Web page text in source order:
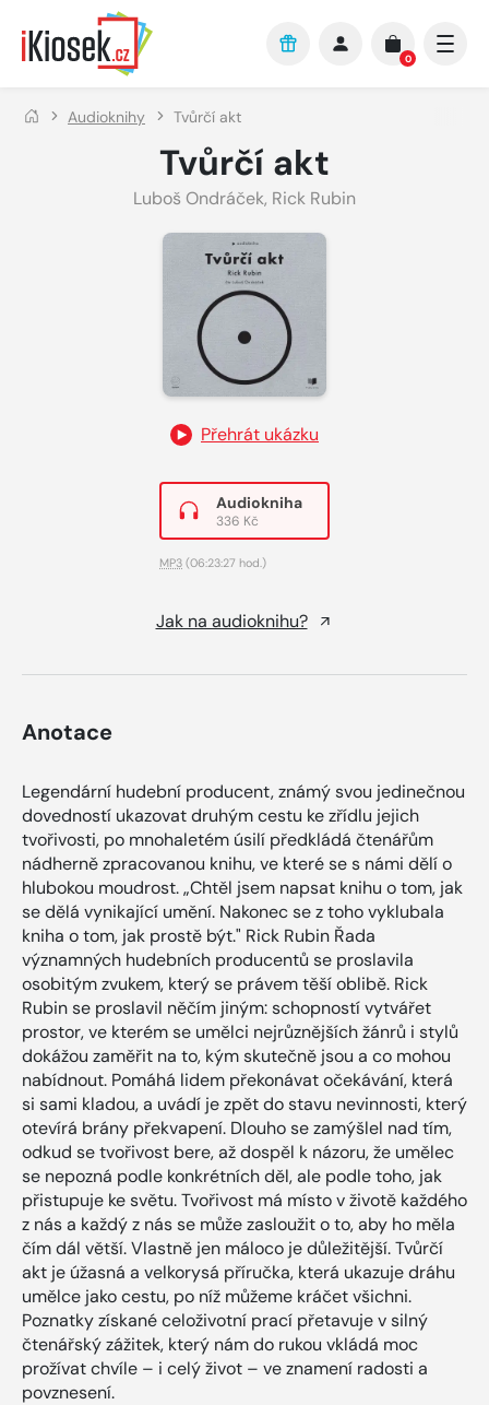
Přejít na hlavní obsah
0
Audioknihy Tvůrčí akt
Tvůrčí akt
Luboš Ondráček, Rick Rubin
Přehrát ukázku
Audiokniha
336 Kč
MP3 (06:23:27 hod.)
Jak na audioknihu?
Anotace
Legendární hudební producent, známý svou jedinečnou
dovedností ukazovat druhým cestu ke zřídlu jejich
tvořivosti, po mnohaletém úsilí předkládá čtenářům
nádherně zpracovanou knihu, ve které se s námi dělí o
hlubokou moudrost. „Chtěl jsem napsat knihu o tom, jak
se dělá vynikající umění. Nakonec se z toho vyklubala
kniha o tom, jak prostě být." Rick Rubin Řada
významných hudebních producentů se proslavila
osobitým zvukem, který se právem těší oblibě. Rick
Rubin se proslavil něčím jiným: schopností vytvářet
prostor, ve kterém se umělci nejrůznějších žánrů i stylů
dokážou zaměřit na to, kým skutečně jsou a co mohou
nabídnout. Pomáhá lidem překonávat očekávání, která
si sami kladou, a uvádí je zpět do stavu nevinnosti, který
otevírá brány překvapení. Dlouho se zamýšlel nad tím,
odkud se tvořivost bere, až dospěl k názoru, že umělec
se nepozná podle konkrétních děl, ale podle toho, jak
přistupuje ke světu. Tvořivost má místo v životě každého
z nás a každý z nás se může zasloužit o to, aby ho měla
čím dál větší. Vlastně jen máloco je důležitější. Tvůrčí
akt je úžasná a velkorysá příručka, která ukazuje dráhu
umělce jako cestu, po níž můžeme kráčet všichni.
Poznatky získané celoživotní prací přetavuje v silný
čtenářský zážitek, který nám do rukou vkládá moc
prožívat chvíle – i celý život – ve znamení radosti a
povznesení.